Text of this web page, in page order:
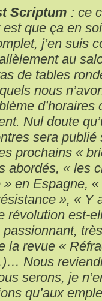
Scriptum : ce
est que ça en
j’en suis
au
de tables
nous
d’horaires
Nul doute
sera publié
prochains «
abordés, « les
en Espagne,
», « Y
révolution est-
la revue «
Nous
serons, je
qu’aux